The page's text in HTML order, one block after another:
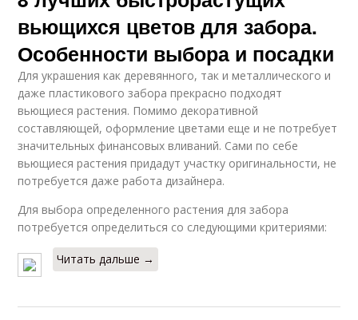
вьющихся цветов для забора.
Особенности выбора и посадки
Для украшения как деревянного, так и металлического и
даже пластикового забора прекрасно подходят
вьющиеся растения. Помимо декоративной
составляющей, оформление цветами еще и не потребует
значительных финансовых вливаний. Сами по себе
вьющиеся растения придадут участку оригинальности, не
потребуется даже работа дизайнера.
Для выбора определенного растения для забора
потребуется определиться со следующими критериями:
Читать дальше →